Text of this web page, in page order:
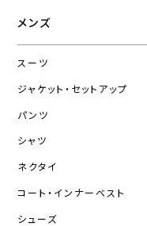
メンズ
スーツ
ジャケット・セットアップ
パンツ
シャツ
ネクタイ
コート・インナーベスト
シューズ